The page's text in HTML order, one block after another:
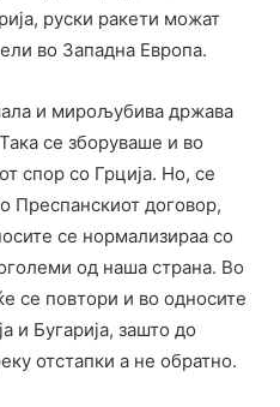
руски ракети можат
во Западна Европа.
и мирољубива држава
се зборуваше и во
спор со Грција. Но, се
Преспанскиот договор,
се нормализираа со
од наша страна. Во
се повтори и во односите
и Бугарија, зашто до
отстапки а не обратно.